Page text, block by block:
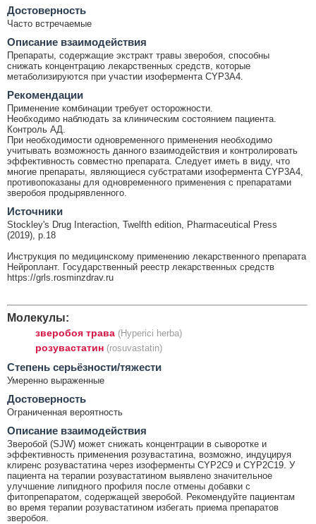
Достоверность
Часто встречаемые
Описание взаимодействия
Препараты, содержащие экстракт травы зверобоя, способны
снижать концентрацию лекарственных средств, которые
метаболизируются при участии изофермента CYP3A4.
Рекомендации
Применение комбинации требует осторожности.
Необходимо наблюдать за клиническим состоянием пациента.
Контроль АД.
При необходимости одновременного применения необходимо
учитывать возможность данного взаимодействия и контролировать
эффективность совместно препарата. Следует иметь в виду, что
многие препараты, являющиеся субстратами изофермента CYP3A4,
противопоказаны для одновременного применения с препаратами
зверобоя продырявленного.
Источники
Stockley's Drug Interaction, Twelfth edition, Pharmaceutical Press
(2019), p.18
Инструкция по медицинскому применению лекарственного препарата
Нейроплант. Государственный реестр лекарственных средств
https://grls.rosminzdrav.ru
Молекулы:
зверобоя трава (Hyperici herba)
розувастатин (rosuvastatin)
Cтепень серьёзности/тяжести
Умеренно выраженные
Достоверность
Ограниченная вероятность
Описание взаимодействия
Зверобой (SJW) может снижать концентрации в сыворотке и
эффективность применения розувастатина, возможно, индуцируя
клиренс розувастатина через изоферменты CYP2C9 и CYP2C19. У
пациента на терапии розувастатином выявлено значительное
улучшение липидного профиля после отмены добавки с
фитопрепаратом, содержащей зверобой. Рекомендуйте пациентам
во время терапии розувастатином избегать приема препаратов
зверобоя.